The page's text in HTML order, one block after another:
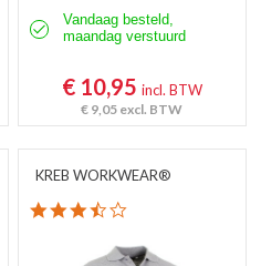
Vandaag besteld,
maandag verstuurd
€ 10,95 incl. BTW
€ 9,05 excl. BTW
KREB WORKWEAR®
3.7 star rating